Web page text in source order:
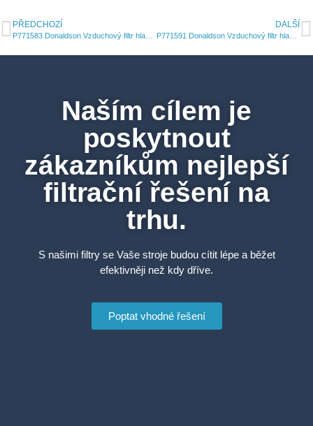
PŘEDCHOZÍ DALŠÍ
P771591 Donaldson Vzduchový filtr hlavní vložka
Naším cílem je
poskytnout
zákazníkům nejlepší
filtrační řešení na
trhu.
S našimi filtry se Vaše stroje budou cítit lépe a běžet
efektivněji než kdy dříve.
Poptat vhodné řešení